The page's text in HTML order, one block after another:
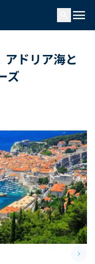
menu
アドリア海と
ズ
keyboard_arrow_right